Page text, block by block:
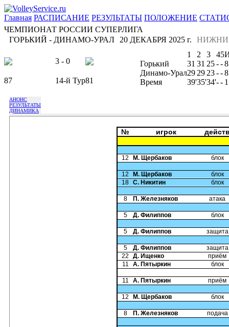
Главная РАСПИСАНИЕ РЕЗУЛЬТАТЫ ПОЛОЖЕНИЕ
ЧЕМПИОНАТ РОССИИ СУПЕРЛИГА
ГОРЬКИЙ - ДИНАМО-УРАЛ
20 ДЕКАБРЯ 2025 г.
3 - 0
87 14-й Тур81
1 2 3 45
Горький
31 31 25--
Динамо-Урал29 29 23--
Время
39'35'34'--
АНОНС
РЕЗУЛЬТАТЫ
ДИНАМИКА
№ игрок
12 М. Щербаков блок
12 М. Щербаков
блок
18 С. Никитин блок
8 П. Железняков атака
5 Д. Филиппов блок
5 Д. Филиппов защита
5 Д. Филиппов
защита
22
Д. Ищенко
приём
11
А. Пятыркин блок
11 А. Пятыркин приём
12 М. Щербаков блок
8 П. Железняков подача